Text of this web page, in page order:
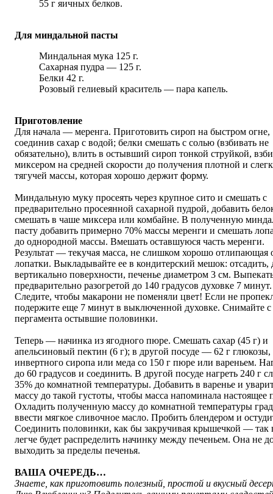
55 г яичных белков.
Для миндальной пасты
Миндальная мука 125 г.
Сахарная пудра — 125 г.
Белки 42 г.
Розовый гелиевый краситель — пара капель.
Приготовление
Для начала — меренга. Приготовить сироп на быстром огне,
соединив сахар с водой; белки смешать с солью (взбивать не
обязательно), влить в остывший сироп тонкой струйкой,
миксером на средней скорости до получения плотной и
тягучей массы, которая хорошо держит форму.
Миндальную муку просеять через крупное сито и смешать с
предварительно просеянной сахарной пудрой, добавить
смешать в чаше миксера или комбайне. В полученную
пасту добавить примерно 70% массы меренги и смешать
до однородной массы. Вмешать оставшуюся часть меренги.
Результат — текучая масса, не слишком хорошо отлипающая
лопатки. Выкладывайте ее в кондитерский мешок: отсадить,
вертикально поверхности, печенье диаметром 3 см.
предварительно разогретой до 140 градусов духовке 7 минут.
Следите, чтобы макарони не поменяли цвет! Если не
подержите еще 7 минут в выключенной духовке. Снимайте с
пергамента остывшие половинки.
Теперь — начинка из ягодного пюре. Смешать сахар (45 г) и
апельсиновый пектин (6 г); в другой посуде — 62 г глюкозы,
инвертного сиропа или меда со 150 г пюре или вареньем.
до 60 градусов и соединить. В другой посуде нагреть 240 г
35% до комнатной температуры. Добавить в варенье и
массу до такой густоты, чтобы масса напоминала настоящее
Охладить полученную массу до комнатной температуры
ввести мягкое сливочное масло. Пробить блендером и
Соединить половинки, как бы закручивая крышечкой — так
легче будет распределить начинку между печеньем. Она не
выходить за пределы печенья.
ВАША ОЧЕРЕДЬ…
Знаете, как приготовить полезный, простой и вкусный